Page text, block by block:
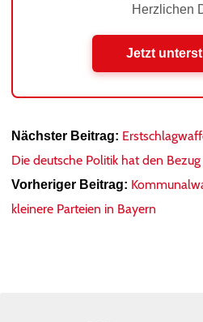
Herzlichen
Jetzt
Nächster Beitrag:
Die deutsche Politik hat den
Vorheriger Beitrag:
kleinere Parteien in Bayern